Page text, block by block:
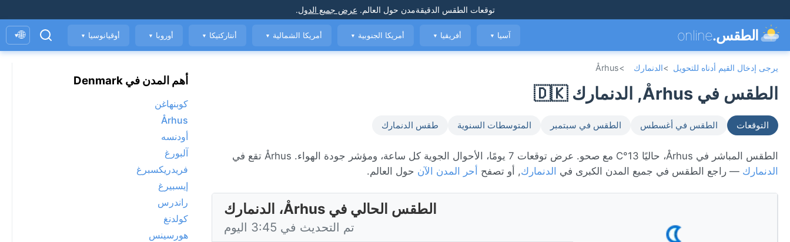
توقعات الطقس الدقيقةمدن حول العالم. عرض جميع الدول.
الطقس.online آسيا ▼ أفريقيا ▼ أمريكا الجنوبية ▼ أمريكا الشمالية ▼ أنتاركتيكا ▼ أوروبا ▼ أوقيانوسيا ▼
🌐
▾
يرجى إدخال القيم أدناه للتحويل >الدنمارك >
Århus
الطقس في Århus, الدنمارك 🇩🇰
التوقعات الطقس في أغسطس الطقس في سبتمبر المتوسطات السنوية طقس الدنمارك
الطقس المباشر في Århus، حاليًا 13°C مع صحو. عرض توقعات 7 يومًا، الأحوال الجوية كل ساعة، ومؤشر جودة الهواء. Århus تقع في
الدنمارك — راجع الطقس في جميع المدن الكبرى في الدنمارك, أو تصفح أحر المدن الآن حول العالم.
الطقس الحالي في Århus، الدنمارك
تم التحديث في 3:45 اليوم
أهم المدن في Denmark
كوبنهاغن
Århus
أودنسه
آلبورغ
فريدريكسبرغ
إيسبيرغ
راندرس
كولدنغ
هورسينس